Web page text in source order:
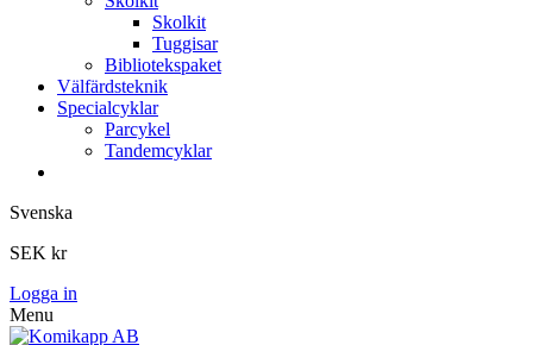
Skolkit
Tuggisar
Bibliotekspaket
Välfärdsteknik
Specialcyklar
Parcykel
Tandemcyklar
Svenska
SEK kr
Logga in
Menu